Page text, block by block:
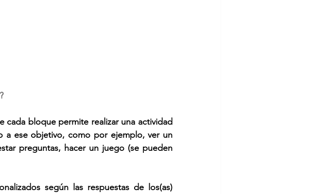
bloque permite realizar una actividad
a ese objetivo, como por ejemplo, ver un
preguntas, hacer un juego (se pueden
según las respuestas de los(as)